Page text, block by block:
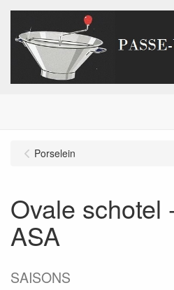
Porselein
Ovale schotel
ASA
SAISONS